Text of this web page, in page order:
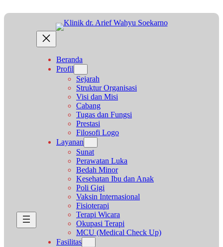
Beranda
Profil
Sejarah
Struktur Organisasi
Visi dan Misi
Cabang
Tugas dan Fungsi
Prestasi
Filosofi Logo
Layanan
Sunat
Perawatan Luka
Bedah Minor
Kesehatan Ibu dan Anak
Poli Gigi
Vaksin Internasional
Fisioterapi
Terapi Wicara
Okupasi Terapi
MCU (Medical Check Up)
Fasilitas